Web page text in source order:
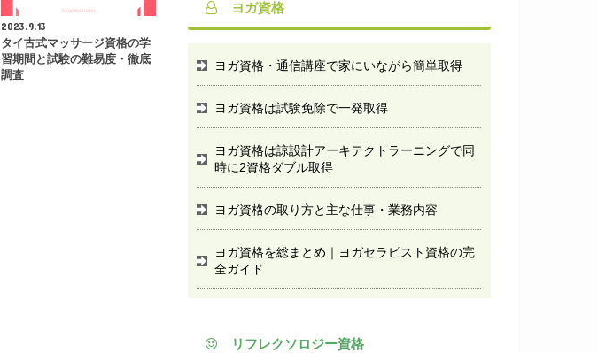
2023.9.13
タイ古式マッサージ資格の学
習期間と試験の難易度・徹底
調査
ヨガ資格
ヨガ資格・通信講座で家にいながら簡単取得
ヨガ資格は試験免除で一発取得
ヨガ資格は諒設計アーキテクトラーニングで同
時に2資格ダブル取得
ヨガ資格の取り方と主な仕事・業務内容
ヨガ資格を総まとめ｜ヨガセラピスト資格の完
全ガイド
リフレクソロジー資格